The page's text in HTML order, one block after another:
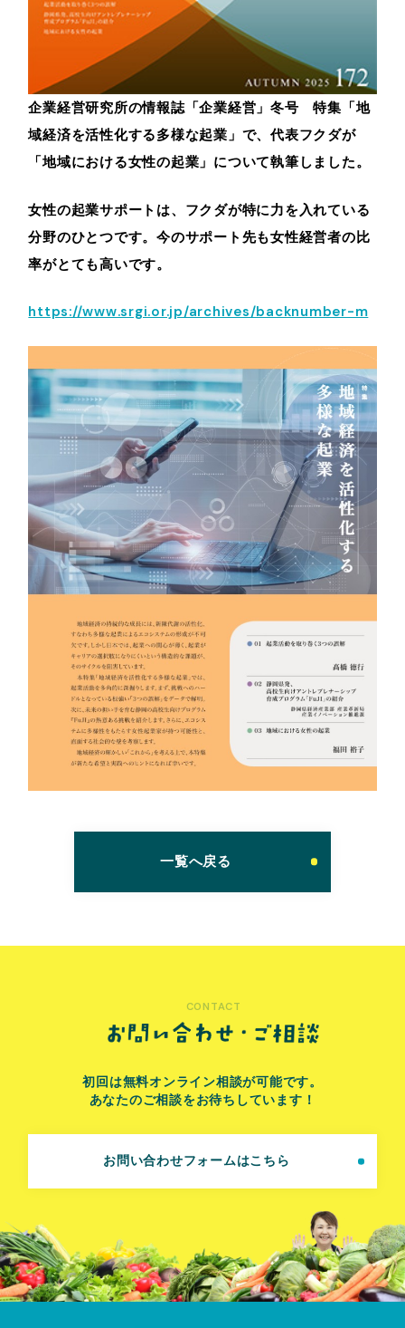
企業経営研究所の情報誌「企業経営」冬号 特集「地
域経済を活性化する多様な起業」で、代表フクダが
「地域における女性の起業」について執筆しました。
女性の起業サポートは、フクダが特に力を入れている
分野のひとつです。今のサポート先も女性経営者の比
率がとても高いです。
https://www.srgi.or.jp/archives/backnumber-m
一覧へ戻る
CONTACT
初回は無料オンライン相談が可能です。
あなたのご相談をお待ちしています！
お問い合わせフォームはこちら